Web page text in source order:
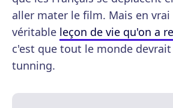
aller mater le film. Mais en vrai
véritable leçon de vie qu'on a
c'est que tout le monde
tunning.